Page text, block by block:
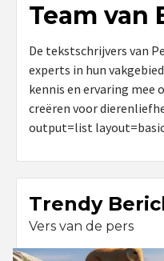
Team van
De tekstschrijvers van
experts in hun
kennis en ervaring mee
creëren voor
output=list
Trendy
Vers van de pers